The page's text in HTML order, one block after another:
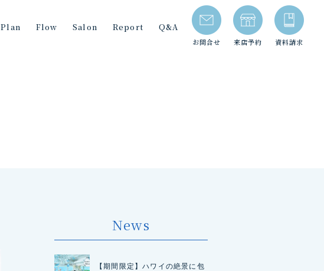
Plan Flow Salon Report Q&A
お問合せ 来店予約 資料請求
News
【期間限定】ハワイの絶景に包